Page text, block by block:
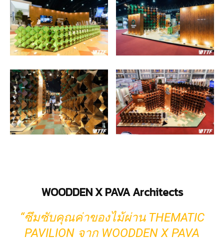
WOODDEN X PAVA Architects
“ซึมซับคุณค่าของไม้ผ่าน THEMATIC
PAVILION จาก WOODDEN X PAVA